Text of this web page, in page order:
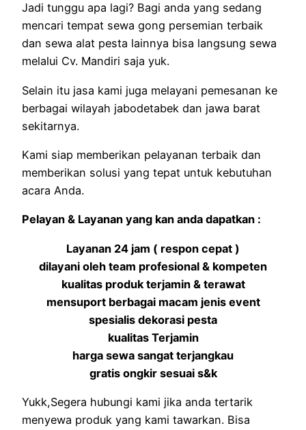
Jadi tunggu apa lagi? Bagi anda yang sedang
mencari tempat sewa gong persemian terbaik
dan sewa alat pesta lainnya bisa langsung sewa
melalui Cv. Mandiri saja yuk.
Selain itu jasa kami juga melayani pemesanan ke
berbagai wilayah jabodetabek dan jawa barat
sekitarnya.
Kami siap memberikan pelayanan terbaik dan
memberikan solusi yang tepat untuk kebutuhan
acara Anda.
Pelayan & Layanan yang kan anda dapatkan :
Layanan 24 jam ( respon cepat )
dilayani oleh team profesional & kompeten
kualitas produk terjamin & terawat
mensuport berbagai macam jenis event
spesialis dekorasi pesta
kualitas Terjamin
harga sewa sangat terjangkau
gratis ongkir sesuai s&k
Yukk,Segera hubungi kami jika anda tertarik
menyewa produk yang kami tawarkan. Bisa